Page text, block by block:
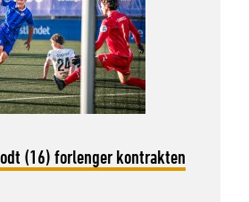
(16) forlenger kontrakten